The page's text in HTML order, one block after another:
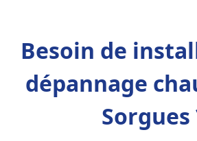
Besoin de
dépannage
Sorgues